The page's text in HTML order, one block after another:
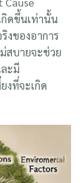
กิดขึ้นเท่านั้น
งของอาการ
สบายจะช่วย
ะมี
งที่จะเกิด